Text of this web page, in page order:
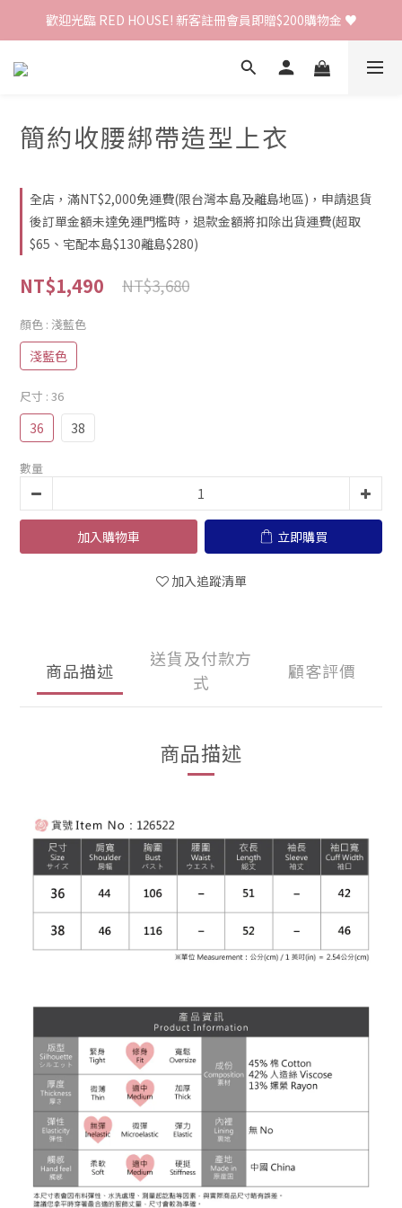
歡迎光臨 RED HOUSE! 新客註冊會員即贈$200購物金 ♥
歡迎光臨 RED HOUSE! 新客註冊會員即贈$200購物金 ♥
全館單筆訂單滿 $2000 免運 🚚
簡約收腰綁帶造型上衣
全店，滿NT$2,000免運費(限台灣本島及離島地區)，申請退貨
後訂單金額未達免運門檻時，退款金額將扣除出貨運費(超取
$65、宅配本島$130離島$280)
NT$1,490 NT$3,680
顏色 : 淺藍色
淺藍色
尺寸 : 36
36 38
數量
加入購物車 立即購買
加入追蹤清單
商品描述
送貨及付款方
式
顧客評價
商品描述